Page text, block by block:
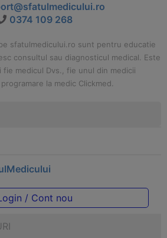
0374 109 268
sfatulmedicului.ro sunt pentru educatie
consultul sau diagnosticul medical. Este
fie medicul Dvs., fie unul din medicii
la medic Clickmed.
/ Cont nou